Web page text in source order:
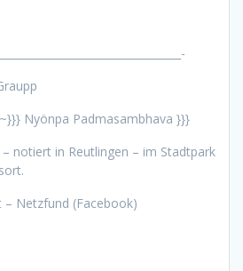
Nyönpa Padmasambhava }}}
notiert in Reutlingen – im Stadtpark
– Netzfund (Facebook)